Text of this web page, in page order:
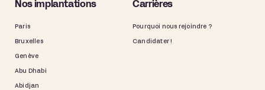
Nos implantations
Paris
Bruxelles
Genève
Abu Dhabi
Abidjan
Carrières
Pourquoi nous rejoindre ?
Candidater !